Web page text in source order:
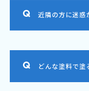
近隣の方に迷惑
どんな塗料で塗